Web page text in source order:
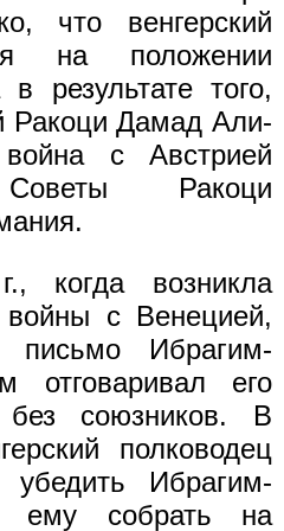
что венгерский
на положении
в результате того,
Ракоци Дамад Али-
с Австрией
Советы Ракоци
когда возникла
войны с Венецией,
письмо Ибрагим-
отговаривал его
без союзников. В
полководец
Ибрагим-
ему собрать на